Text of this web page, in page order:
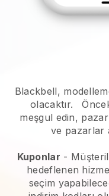
Blackbell,
olacaktır.
meşgul edin,
ve pazarlar
Kuponlar -
hedeflenen
seçim